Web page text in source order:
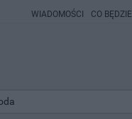
WIADOMOŚCI CO BĘDZIE